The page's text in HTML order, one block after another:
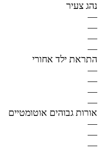
נהג צעיר
—
—
—
—
התראת ילד אחורי
—
—
—
—
אורות גבוהים אוטומטיים
—
—
—